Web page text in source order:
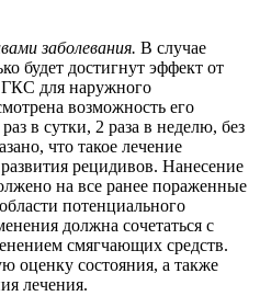
заболевания. В случае
будет достигнут эффект от
ГКС для наружного
возможность его
в сутки, 2 раза в неделю, без
что такое лечение
рецидивов. Нанесение
на все ранее пораженные
потенциального
должна сочетаться с
смягчающих средств.
оценку состояния, а также
лечения.